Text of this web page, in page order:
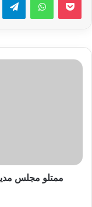
ممتلو
المدينة
القديمة.ممتلو مجلس